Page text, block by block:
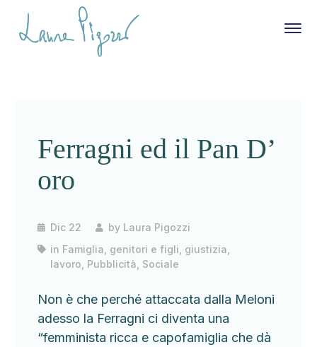
Ferragni ed il Pan D’
oro
Dic 22 by Laura Pigozzi
in Famiglia, genitori e figli giustizia
lavoro Pubblicità Sociale
Non è che perché attaccata dalla Meloni
adesso la Ferragni ci diventa una
“femminista ricca e capofamiglia che dà